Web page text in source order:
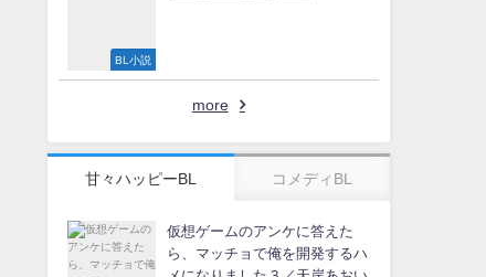
BL小説
more
甘々ハッピーBL コメディBL
仮想ゲームのアンケに答えた
ら、マッチョで俺を開発するハ